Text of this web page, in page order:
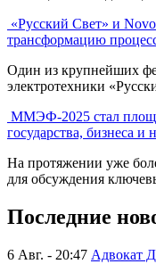
«Русский Свет» и
трансформацию
Один из крупнейших
электротехники
ММЭФ-2025 стал
государства, бизнеса
На протяжении уже
для обсуждения
Последние
6 Авг. - 20:47 Адвокат